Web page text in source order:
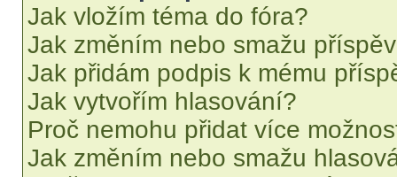
Jak vložím téma do fóra?
Jak změním nebo smažu
Jak přidám podpis k mému
Jak vytvořím hlasování?
Proč nemohu přidat více
Jak změním nebo smažu